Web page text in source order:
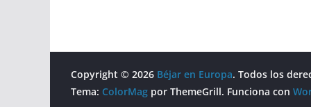
Copyright © 2026 Béjar en Europa. Todos los
Tema: ColorMag por ThemeGrill. Funciona con